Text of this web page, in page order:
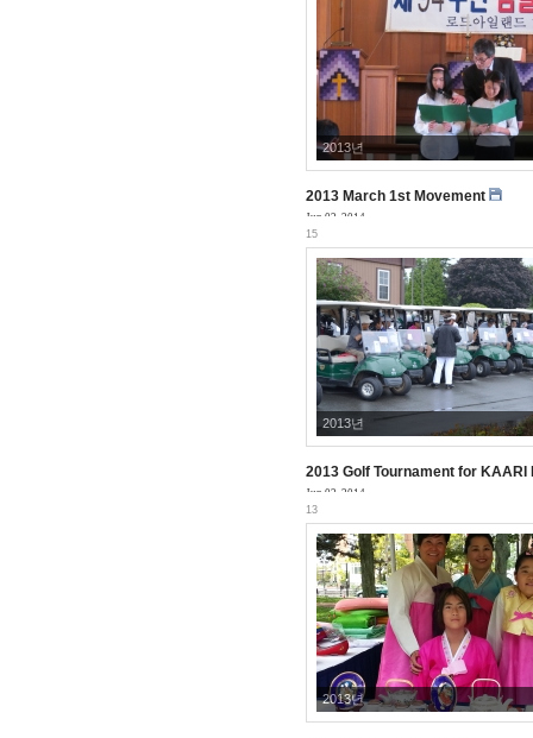
2013년
2013 March 1st Movement
Jun 02, 2014
15
2013년
2013 Golf Tournament for KAARI
Jun 02, 2014
13
2013년